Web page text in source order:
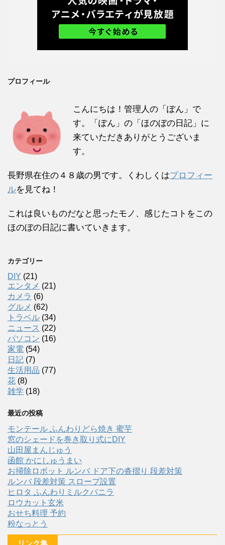
プロフィール
こんにちは！管理人の「ぽん」で
す。「ぽん」の「ほのぼの日記」に
来ていただきありがとうございま
す。
長野県在住の４８歳の男です。くわしくはプロフィー
ルを見てね！
これは良いものだなと思ったモノ、感じたコトをこの
ほのぼの日記に書いていきます。
カテゴリー
DIY (21)
エンタメ (21)
カメラ (6)
グルメ (62)
トラベル (34)
ニュース (22)
パソコン (16)
家電 (54)
日記 (7)
生活用品 (77)
花 (8)
雑学 (18)
最近の投稿
モンテール ふんわりどら焼き 蜜芋
窓のシェードを巻き取り式にDIY
山田屋まんじゅう
函館 かにしゅうまい
お掃除ロボット ルンバ ドア下の沓摺り 段差対策
ルンバ 段差対策 スロープ設置
ヒロタ ふんわりミルクバニラ
ロウカット玄米
おせち料理 予約
粉なっとう